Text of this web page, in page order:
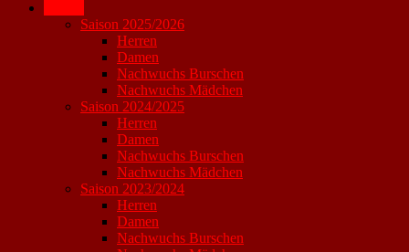
Saison 2025/2026
Herren
Damen
Nachwuchs Burschen
Nachwuchs Mädchen
Saison 2024/2025
Herren
Damen
Nachwuchs Burschen
Nachwuchs Mädchen
Saison 2023/2024
Herren
Damen
Nachwuchs Burschen